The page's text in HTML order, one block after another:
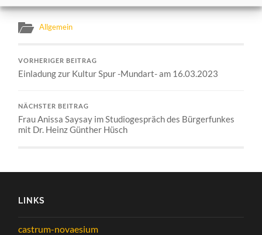
Allgemein
VORHERIGER BEITRAG
Einladung zur Kultur Spur -Mundart- am 16.03.2023
NÄCHSTER BEITRAG
Frau Anissa Saysay im Studiogespräch des Bürgerfunkes
mit Dr. Heinz Günther Hüsch
LINKS
castrum-novaesium